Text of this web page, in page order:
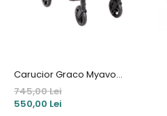
Carucior Graco Myavo
Midnight
745,00 Lei
550,00 Lei